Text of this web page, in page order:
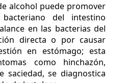
alcohol puede promover
del intestino
en las bacterias del
directa o por causar
en estómago; esta
como hinchazón,
saciedad, se diagnostica